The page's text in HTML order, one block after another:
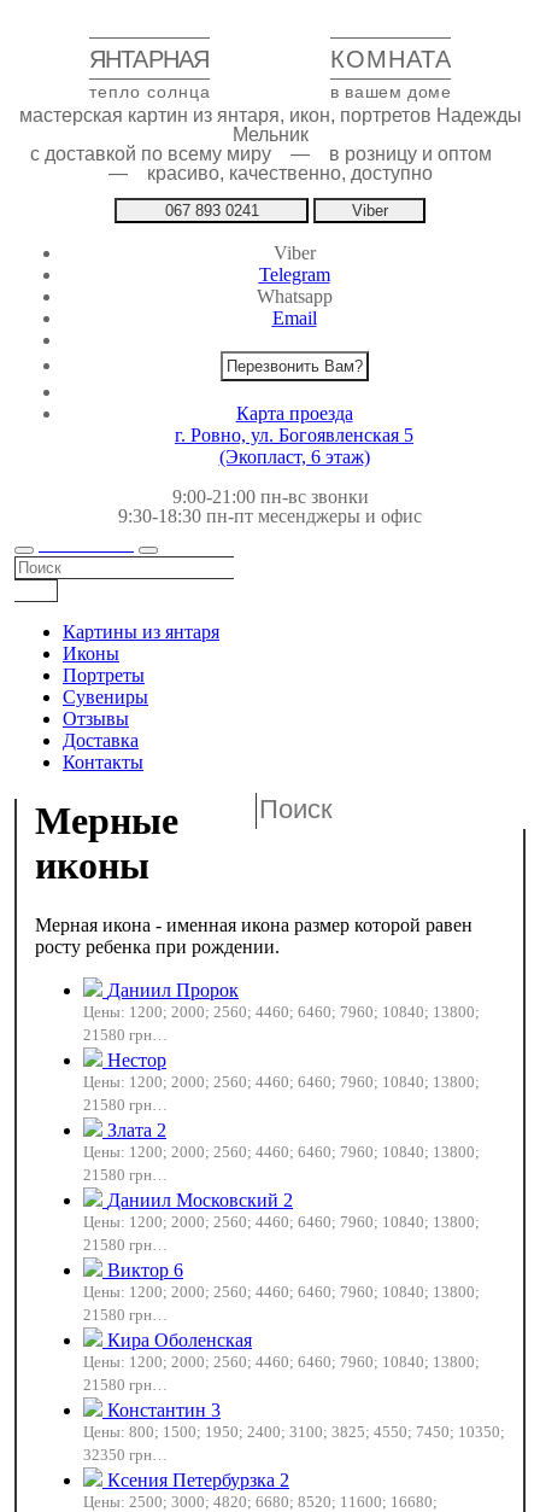
ЯНТАРНАЯ КОМНАТА
тепло солнца в вашем доме
мастерская картин из янтаря, икон, портретов Надежды
Мельник
с доставкой по всему миру — в розницу и оптом
— красиво, качественно, доступно
067 893 0241 Viber
Viber
Telegram
Whatsapp
Email
Перезвонить Вам?
Карта проезда
г. Ровно, ул. Богоявленская 5
(Экопласт, 6 этаж)
9:00-21:00 пн-вс звонки
9:30-18:30 пн-пт месенджеры и офис
Картины из янтаря
Иконы
Портреты
Сувениры
Отзывы
Доставка
Контакты
Мерные
иконы
Мерная икона - именная икона размер которой равен
росту ребенка при рождении.
Даниил Пророк
Цены: 1200; 2000; 2560; 4460; 6460; 7960; 10840; 13800;
21580 грн…
Нестор
Цены: 1200; 2000; 2560; 4460; 6460; 7960; 10840; 13800;
21580 грн…
Злата 2
Цены: 1200; 2000; 2560; 4460; 6460; 7960; 10840; 13800;
21580 грн…
Даниил Московский 2
Цены: 1200; 2000; 2560; 4460; 6460; 7960; 10840; 13800;
21580 грн…
Виктор 6
Цены: 1200; 2000; 2560; 4460; 6460; 7960; 10840; 13800;
21580 грн…
Кира Оболенская
Цены: 1200; 2000; 2560; 4460; 6460; 7960; 10840; 13800;
21580 грн…
Константин 3
Цены: 800; 1500; 1950; 2400; 3100; 3825; 4550; 7450; 10350;
32350 грн…
Ксения Петербурзка 2
Цены: 2500; 3000; 4820; 6680; 8520; 11600; 16680;